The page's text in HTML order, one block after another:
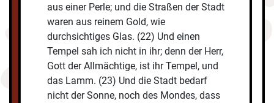
aus einer Perle; und die Straßen der Stadt
waren aus reinem Gold, wie
durchsichtiges Glas. (22) Und einen
Tempel sah ich nicht in ihr; denn der Herr,
Gott der Allmächtige, ist ihr Tempel, und
das Lamm. (23) Und die Stadt bedarf
nicht der Sonne, noch des Mondes, dass